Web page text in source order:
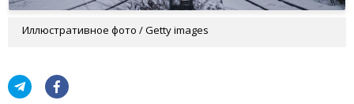
Иллюстративное фото / Getty images